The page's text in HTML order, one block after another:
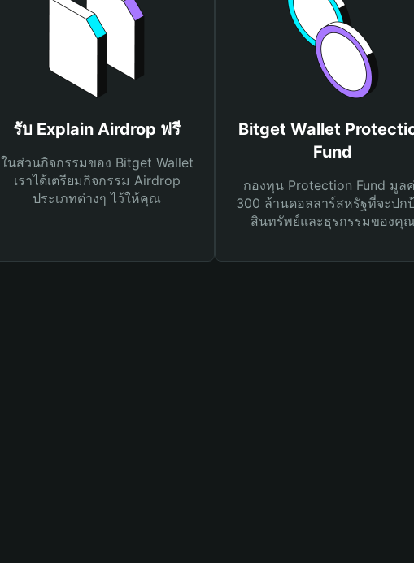
รับ Explain Airdrop ฟรี
ในส่วนกิจกรรมของ Bitget Wallet
เราได้เตรียมกิจกรรม Airdrop
ประเภทต่างๆ ไว้ให้คุณ
Bitget Wallet
Fund
กองทุน Protection Fund มูล
300 ล้านดอลลาร์สหรัฐที่จะปก
สินทรัพย์และธุรกรรมของคุ